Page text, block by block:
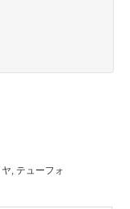
, テューフォ